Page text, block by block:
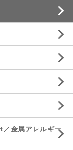
金属アレルギー